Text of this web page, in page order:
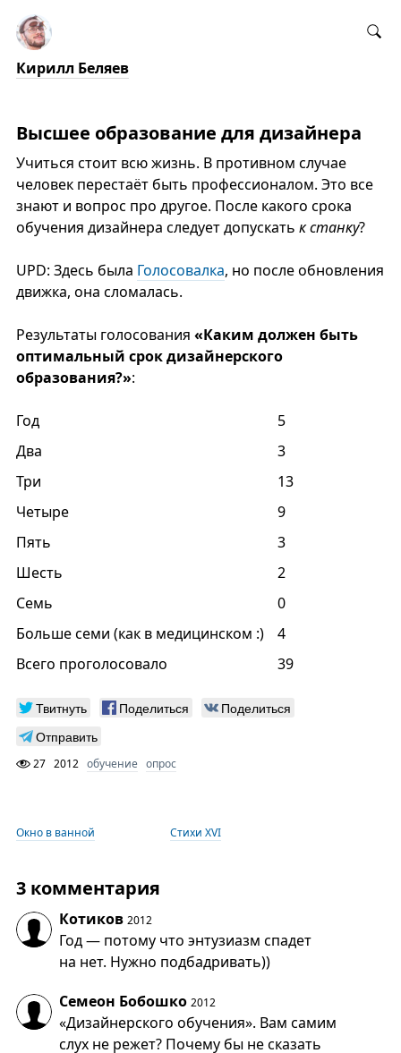
Кирилл Беляев
Высшее образование для дизайнера
Учиться стоит всю жизнь. В противном случае
человек перестаёт быть профессионалом. Это все
знают и вопрос про другое. После какого срока
обучения дизайнера следует допускать к станку?
UPD: Здесь была Голосовалка, но после обновления
движка, она сломалась.
Результаты голосования «Каким должен быть
оптимальный срок дизайнерского
образования?»:
Год
5
Два
3
Три
13
Четыре
9
Пять
3
Шесть
2
Семь
0
Больше семи (как в медицинском :)
4
Всего проголосовало
39
Твитнуть Поделиться
Поделиться
Отправить
27 2012 обучение опрос
Окно в ванной Стихи XVI
3 комментария
Котиков 2012
Год — потому что энтузиазм спадет
на нет. Нужно подбадривать))
Семеон Бобошко 2012
«Дизайнерского обучения». Вам самим
слух не режет? Почему бы не сказать